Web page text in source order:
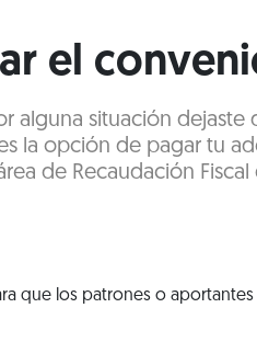
el
alguna situación dejaste
la opción de pagar tu
de Recaudación
que los patrones o